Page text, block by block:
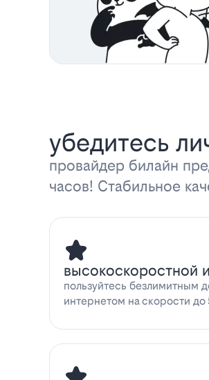
убедитесь
провайдер билайн
часов! Стабильное
высокоскоростной
пользуйтесь безлимитным
интернетом на скорости